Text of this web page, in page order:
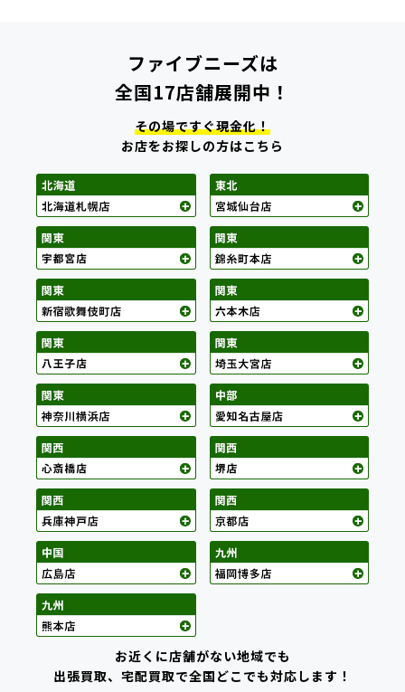
ファイブニーズは
全国17店舗展開中！
その場ですぐ現金化！
お店をお探しの方はこちら
お近くに店舗がない地域でも
出張買取、宅配買取で全国どこでも対応します！